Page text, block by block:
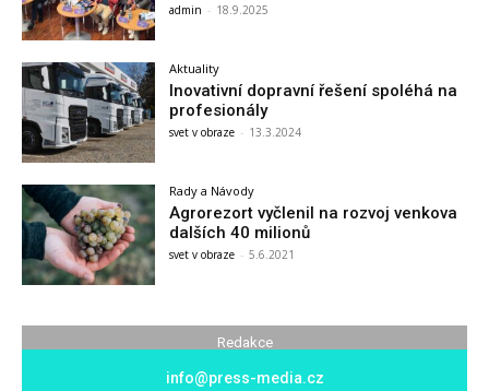
admin - 18.9.2025
Aktuality
Inovativní dopravní řešení spoléhá na
profesionály
svet v obraze - 13.3.2024
Rady a Návody
Agrorezort vyčlenil na rozvoj venkova
dalších 40 milionů
svet v obraze - 5.6.2021
Redakce
info@press-media.cz